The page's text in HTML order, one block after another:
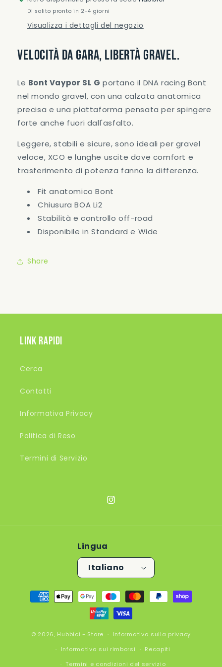
Di solito pronto in 2-4 giorni
Visualizza i dettagli del negozio
Velocità da gara, libertà gravel.
Le Bont Vaypor SL G portano il DNA racing Bont
nel mondo gravel, con una calzata anatomica
precisa e una piattaforma pensata per spingere
forte anche fuori dall'asfalto.
Leggere, stabili e sicure, sono ideali per gravel
veloce, XCO e lunghe uscite dove comfort e
trasferimento di potenza fanno la differenza.
Fit anatomico Bont
Chiusura BOA Li2
Stabilità e controllo off-road
Disponibile in Standard e Wide
Share
Link rapidi
Cerca
Contatti
Informativa Privacy
Politica di Reso
Termini di Servizio
Instagram
Lingua
Italiano
Metodi
© 2026, Hubbici - Store
Informativa sulla privacy
Informativa sui rimborsi
Recapiti
Termini e condizioni del servizio